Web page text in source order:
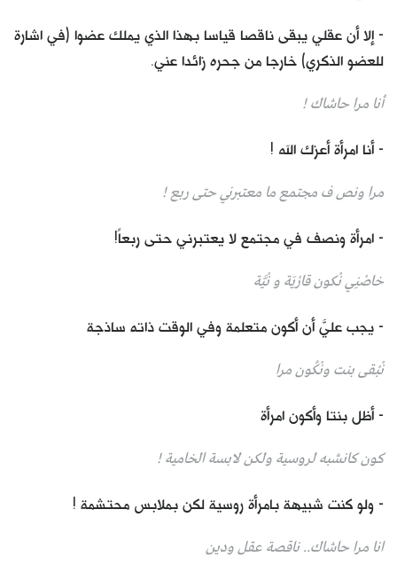
- إلا أن عقلي يبقى ناقصا قياسا بهذا الذي يملك عضوا (في اشارة
للعضو الذكري) خارجا من جحره زائدا عني.
أنا مرا حاشاك !
- أنا امرأة أعزك الله !
مرا ونص ف مجتمع ما معتبرني حتى ربع !
- امرأة ونصف في مجتمع لا يعتبرني حتى ربعاً!
خاصْنِي نْكون قارْيَة و نْيَّة
- يجب عليَّ أن أكون متعلمة وفي الوقت ذاته ساذجة
نْبْقى بنت ونْكُون مرا
- أظل بنتا وأكون امرأة
كون كانشبه لروسية ولكن لابسة الخامية !
- ولو كنت شبيهة بامرأة روسية لكن بملابس محتشمة !
انا مرا حاشاك.. ناقصة عقل ودين